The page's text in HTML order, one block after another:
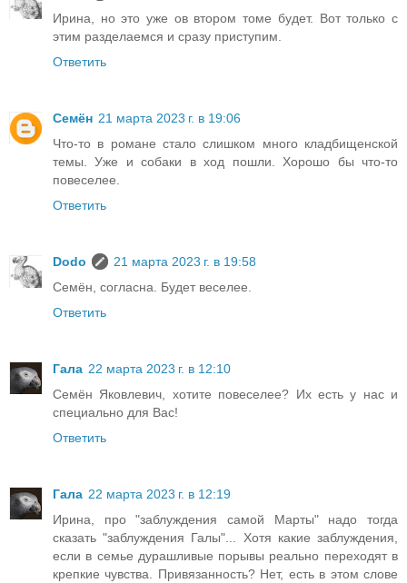
Ирина, но это уже ов втором томе будет. Вот только с
этим разделаемся и сразу приступим.
Ответить
Семён 21 марта 2023 г. в 19:06
Что-то в романе стало слишком много кладбищенской
темы. Уже и собаки в ход пошли. Хорошо бы что-то
повеселее.
Ответить
Dodo
21 марта 2023 г. в 19:58
Семён, согласна. Будет веселее.
Ответить
Гала 22 марта 2023 г. в 12:10
Семён Яковлевич, хотите повеселее? Их есть у нас и
специально для Вас!
Ответить
Гала 22 марта 2023 г. в 12:19
Ирина, про "заблуждения самой Марты" надо тогда
сказать "заблуждения Галы"... Хотя какие заблуждения,
если в семье дурашливые порывы реально переходят в
крепкие чувства. Привязанность? Нет, есть в этом слове